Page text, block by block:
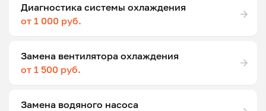
Диагностика системы охлаждения
от 1 000 руб.
Замена вентилятора охлаждения
от 1 500 руб.
Замена водяного насоса